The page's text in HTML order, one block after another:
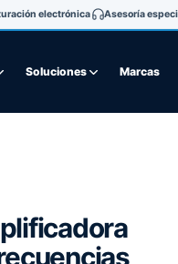
electrónica Asesoría
Soluciones Marcas